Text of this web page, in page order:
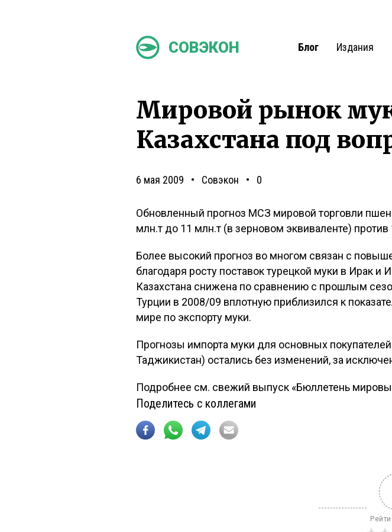
СОВЭКОН Блог Издания
Мировой рынок
Казахстана под
6 мая 2009 Совэкон 0
Обновленный прогноз МСЗ мировой торговли
млн.т до 11 млн.т (в зерновом эквиваленте)
Более высокий прогноз во многом связан с
благодаря росту поставок турецкой муки в Ирак
Казахстана снижена по сравнению с прошлым
Турции в 2008/09 вплотную приблизился к
мире по экспорту муки.
Прогнозы импорта муки для основных
Таджикистан) остались без изменений, за
Подробнее см. свежий выпуск «Бюллетень
Поделитесь с коллегами